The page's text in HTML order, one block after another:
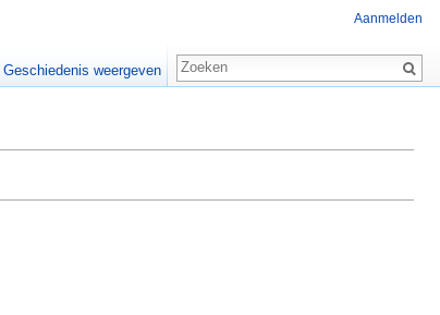
Aanmelden
Geschiedenis weergeven